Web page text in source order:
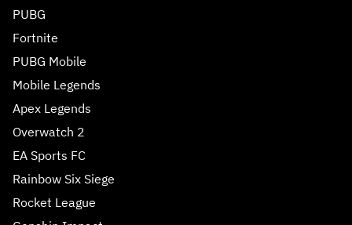
PUBG
Fortnite
PUBG Mobile
Mobile Legends
Apex Legends
Overwatch 2
EA Sports FC
Rainbow Six Siege
Rocket League